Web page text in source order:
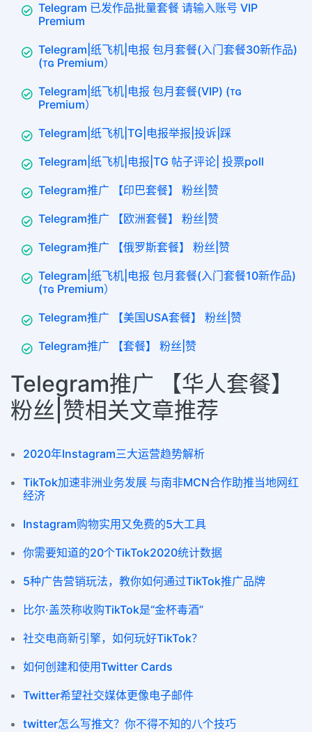
Telegram 已发作品批量套餐 请输入账号 VIP
Premium
Telegram|纸飞机|电报 包月套餐(入门套餐30新作品)
(ᴛɢ Premium）
Telegram|纸飞机|电报 包月套餐(VIP) (ᴛɢ
Premium）
Telegram|纸飞机|TG|电报举报|投诉|踩
Telegram|纸飞机|电报|TG 帖子评论| 投票poll
Telegram推广 【印巴套餐】 粉丝|赞
Telegram推广 【欧洲套餐】 粉丝|赞
Telegram推广 【俄罗斯套餐】 粉丝|赞
Telegram|纸飞机|电报 包月套餐(入门套餐10新作品)
(ᴛɢ Premium）
Telegram推广 【美国USA套餐】 粉丝|赞
Telegram推广 【套餐】 粉丝|赞
Telegram推广 【华人套餐】
粉丝|赞相关文章推荐
2020年Instagram三大运营趋势解析
TikTok加速非洲业务发展 与南非MCN合作助推当地网红
经济
Instagram购物实用又免费的5大工具
你需要知道的20个TikTok2020统计数据
5种广告营销玩法，教你如何通过TikTok推广品牌
比尔·盖茨称收购TikTok是“金杯毒酒”
社交电商新引擎，如何玩好TikTok？
如何创建和使用Twitter Cards
Twitter希望社交媒体更像电子邮件
twitter怎么写推文？你不得不知的八个技巧